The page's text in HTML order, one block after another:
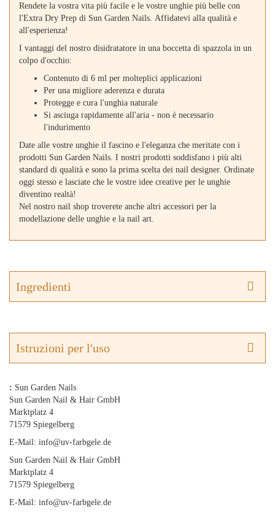
Rendete la vostra vita più facile e le vostre unghie più belle con
l'Extra Dry Prep di Sun Garden Nails. Affidatevi alla qualità e
all'esperienza!
I vantaggi del nostro disidratatore in una boccetta di spazzola in un
colpo d'occhio:
Contenuto di 6 ml per molteplici applicazioni
Per una migliore aderenza e durata
Protegge e cura l'unghia naturale
Si asciuga rapidamente all'aria - non è necessario
l'indurimento
Date alle vostre unghie il fascino e l'eleganza che meritate con i
prodotti Sun Garden Nails. I nostri prodotti soddisfano i più alti
standard di qualità e sono la prima scelta dei nail designer. Ordinate
oggi stesso e lasciate che le vostre idee creative per le unghie
diventino realtà!
Nel nostro nail shop troverete anche altri accessori per la
modellazione delle unghie e la nail art.
Ingredienti
Istruzioni per l'uso
: Sun Garden Nails
Sun Garden Nail & Hair GmbH
Marktplatz 4
71579 Spiegelberg
E-Mail: info@uv-farbgele.de
Sun Garden Nail & Hair GmbH
Marktplatz 4
71579 Spiegelberg
E-Mail: info@uv-farbgele.de